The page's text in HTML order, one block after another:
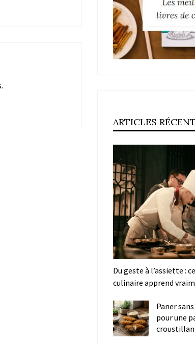
ARTICLES
Du geste à l’assiette :
culinaire apprend
Paner
pour une